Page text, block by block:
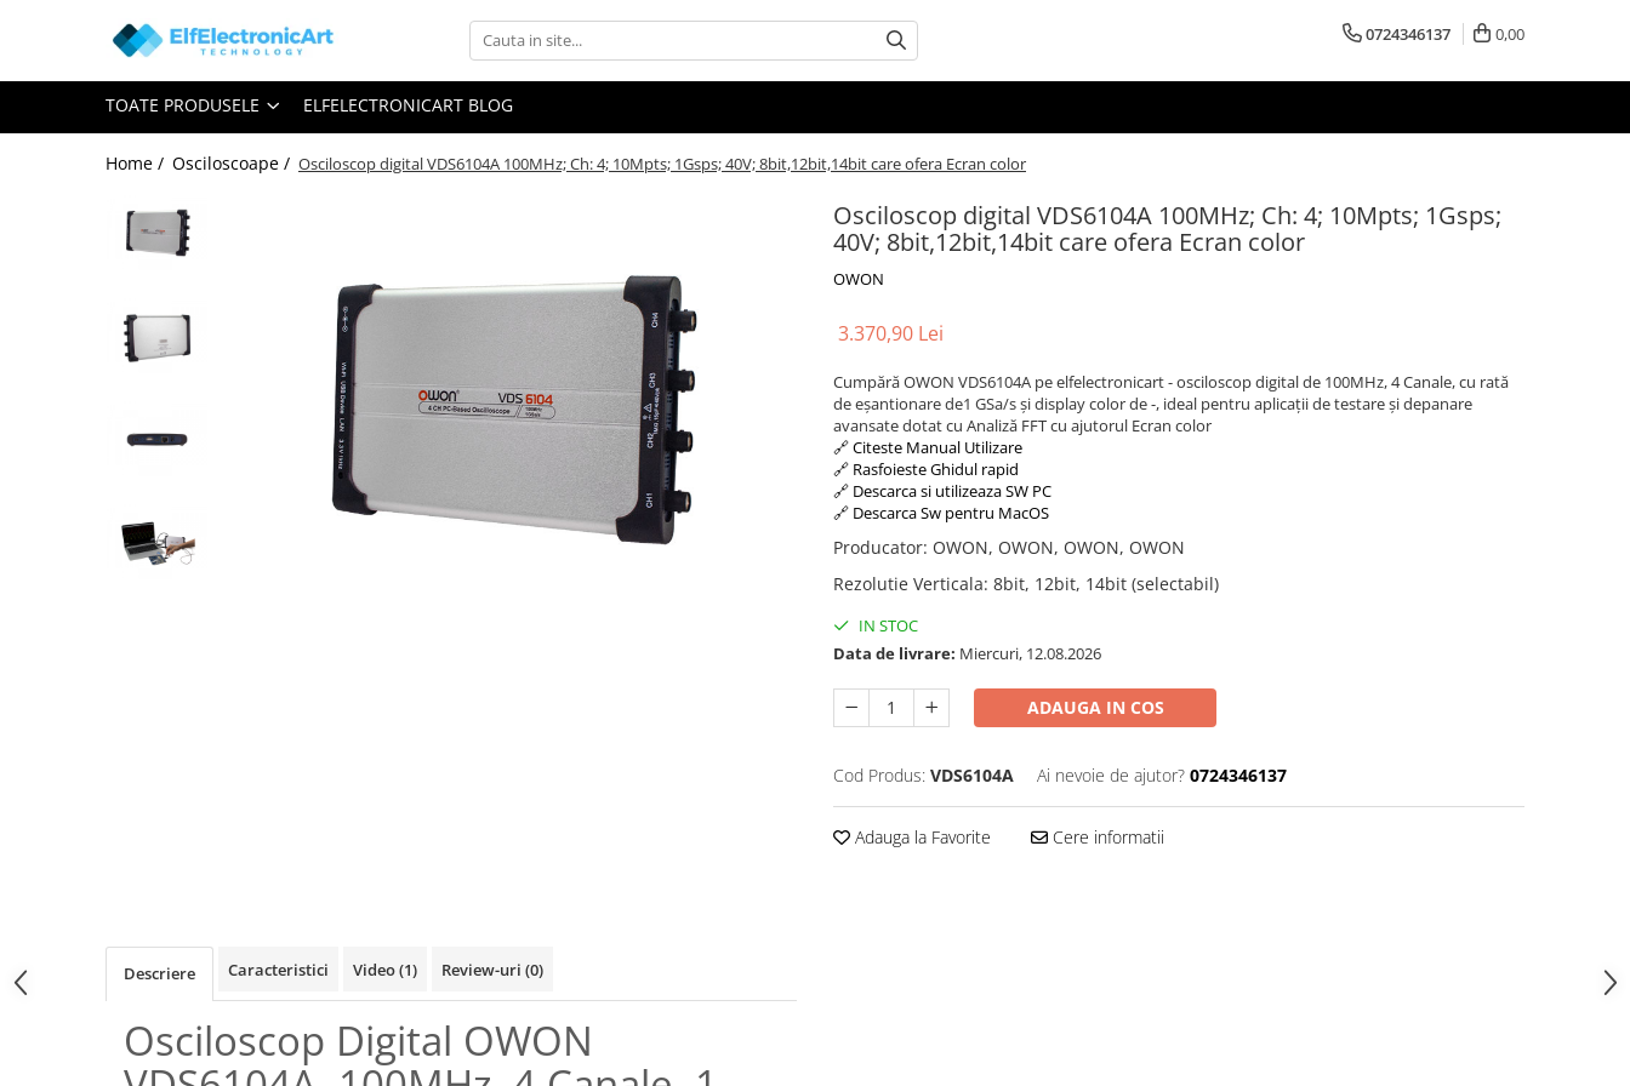
Toate Produsele
Audio
Clesti Ampermetrici
Multimetre Digitale
Surse de alimentare
Osciloscoape AXIOMET
Osciloscoape B&K PRECISION
0724346137 0,00
TOATE PRODUSELE ELFELECTRONICART BLOG
Home / Osciloscoape / Osciloscop digital VDS6104A 100MHz; Ch: 4; 10Mpts; 1Gsps; 40V; 8bit,12bit,14bit care ofera Ecran color
Osciloscop digital VDS6104A 100MHz; Ch: 4; 10Mpts; 1Gsps;
40V; 8bit,12bit,14bit care ofera Ecran color
OWON
3.370,90 Lei
Cumpără OWON VDS6104A pe elfelectronicart - osciloscop digital de 100MHz, 4 Canale, cu rată
de eșantionare de1 GSa/s și display color de -, ideal pentru aplicații de testare și depanare
avansate dotat cu Analiză FFT cu ajutorul Ecran color
🔗 Citeste Manual Utilizare
🔗 Rasfoieste Ghidul rapid
🔗 Descarca si utilizeaza SW PC
🔗 Descarca Sw pentru MacOS
Producator: OWON, OWON, OWON, OWON
Rezolutie Verticala: 8bit, 12bit, 14bit (selectabil)
IN STOC
Data de livrare: Miercuri, 12.08.2026
ADAUGA IN COS
Cod Produs: VDS6104A Ai nevoie de ajutor? 0724346137
Adauga la Favorite Cere informatii
Descriere Caracteristici Video(1) Review-uri (0)
Osciloscop Digital OWON